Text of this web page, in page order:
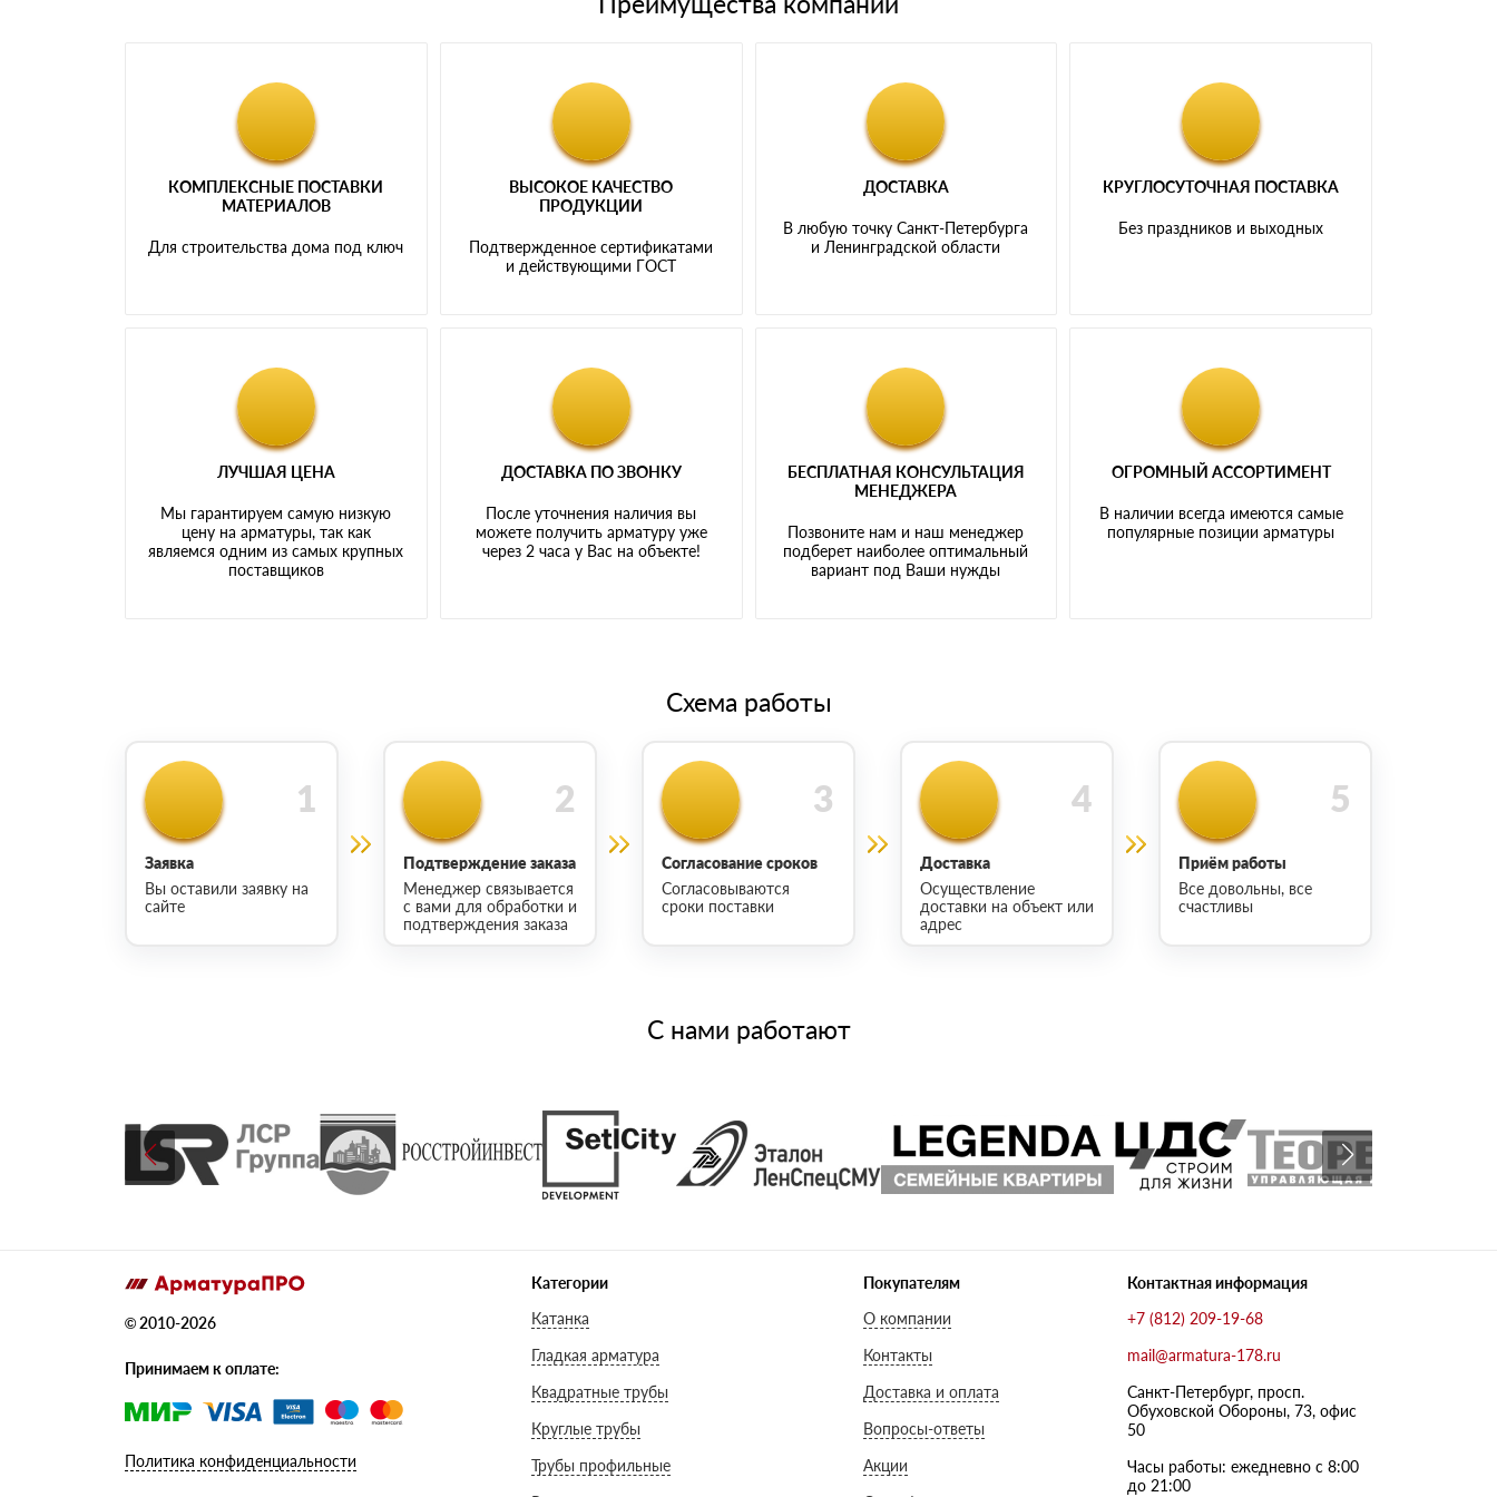
КОМПЛЕКСНЫЕ ПОСТАВКИ
МАТЕРИАЛОВ
Для строительства дома под ключ
ВЫСОКОЕ КАЧЕСТВО
ПРОДУКЦИИ
Подтвержденное сертификатами
и действующими ГОСТ
ДОСТАВКА
В любую точку Санкт-Петербурга
и Ленинградской области
КРУГЛОСУТОЧНАЯ ПОСТАВКА
Без праздников и выходных
ЛУЧШАЯ ЦЕНА
Мы гарантируем самую низкую
цену на арматуры, так как
являемся одним из самых крупных
поставщиков
ДОСТАВКА ПО ЗВОНКУ
После уточнения наличия вы
можете получить арматуру уже
через 2 часа у Вас на объекте!
БЕСПЛАТНАЯ КОНСУЛЬТАЦИЯ
МЕНЕДЖЕРА
Позвоните нам и наш менеджер
подберет наиболее оптимальный
вариант под Ваши нужды
ОГРОМНЫЙ АССОРТИМЕНТ
В наличии всегда имеются самые
популярные позиции арматуры
Схема работы
Заявка
Вы оставили заявку на
сайте
Подтверждение заказа
Менеджер связывается
с вами для обработки и
подтверждения заказа
Согласование сроков
Согласовываются
сроки поставки
Доставка
Осуществление
доставки на объект или
адрес
Приём работы
Все довольны, все
счастливы
С нами работают
© 2010-2026
Принимаем к оплате:
Политика конфиденциальности
Категории
Катанка
Гладкая арматура
Квадратные трубы
Круглые трубы
Трубы профильные
Покупателям
О компании
Контакты
Доставка и оплата
Вопросы-ответы
Акции
Контактная информация
+7 (812) 209-19-68
mail@armatura-178.ru
Санкт-Петербург, просп.
Обуховской Обороны, 73, офис
50
Часы работы: ежедневно с 8:00
до 21:00